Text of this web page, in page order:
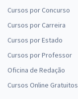
Cursos por Concurso
Cursos por Carreira
Cursos por Estado
Cursos por Professor
Oficina de Redação
Cursos Online Gratuitos